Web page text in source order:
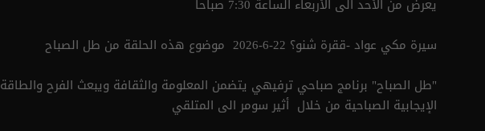
يعرض من الأحد الى الأربعاء الساعة 7:30 صباحا
سيرة مكي عواد -ققرة شنو؟ 22-6-2026 موضوع هذه الحلقة من طل الصباح
"طل الصباح" برنامج صباحي ترفيهي ‏يتضمن ‏المعلومة والثقافة ويبعث الفرح والطاقة
الإيجابية الصباحية من خلال ‏ أثير سومر الى المتلقي ‏